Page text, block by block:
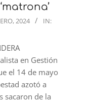
2024
IN:
en Gestión
el 14 de mayo
azotó a
sacaron de la